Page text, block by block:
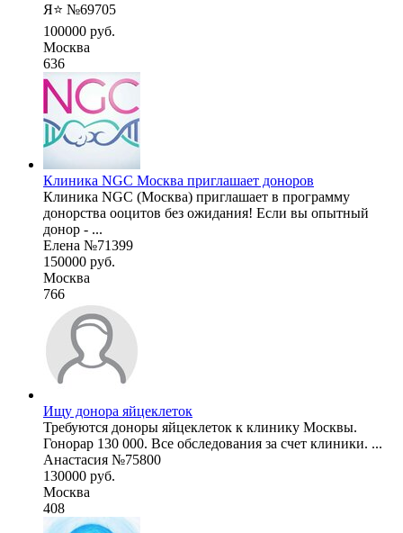
Я⭐️ №69705
100000 руб.
Москва
636
Клиника NGC Москва приглашает доноров
Клиника NGC (Москва) приглашает в программу
донорства ооцитов без ожидания! Если вы опытный
донор - ...
Елена №71399
150000 руб.
Москва
766
Ищу донора яйцеклеток
Требуются доноры яйцеклеток к клинику Москвы.
Гонорар 130 000. Все обследования за счет клиники. ...
Анастасия №75800
130000 руб.
Москва
408